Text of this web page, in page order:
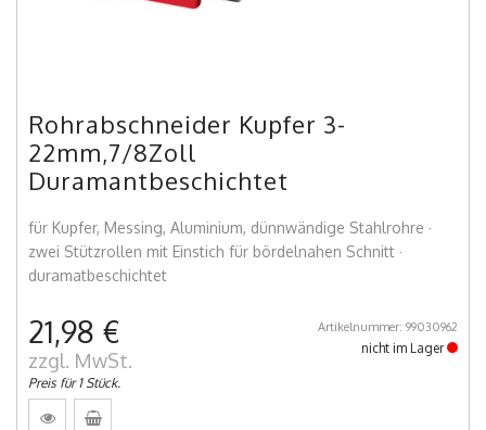
Rohrabschneider Kupfer 3-
22mm,7/8Zoll
Duramantbeschichtet
für Kupfer, Messing, Aluminium, dünnwändige Stahlrohre ·
zwei Stützrollen mit Einstich für bördelnahen Schnitt ·
duramatbeschichtet
21,98 €
zzgl. MwSt.
Preis für 1 Stück.
Artikelnummer: 99030962
nicht im Lager